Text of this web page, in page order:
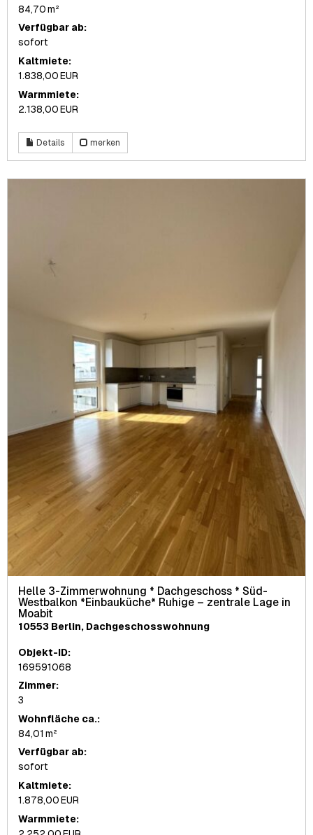
84,70 m²
Verfügbar ab:
sofort
Kaltmiete:
1.838,00 EUR
Warmmiete:
2.138,00 EUR
Details merken
Helle 3-Zimmerwohnung * Dachgeschoss * Süd-
Westbalkon *Einbauküche* Ruhige – zentrale Lage in
Moabit
10553 Berlin, Dachgeschosswohnung
Objekt-ID:
169591068
Zimmer:
3
Wohnfläche ca.:
84,01 m²
Verfügbar ab:
sofort
Kaltmiete:
1.878,00 EUR
Warmmiete: